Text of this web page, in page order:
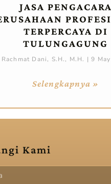
JASA PENGACARA
TERPERCAYA DI
TULUNGAGUNG
Rachmat Dani, S.H., M.H. 9
Selengkapnya »
Kami